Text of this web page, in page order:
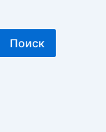
Поиск